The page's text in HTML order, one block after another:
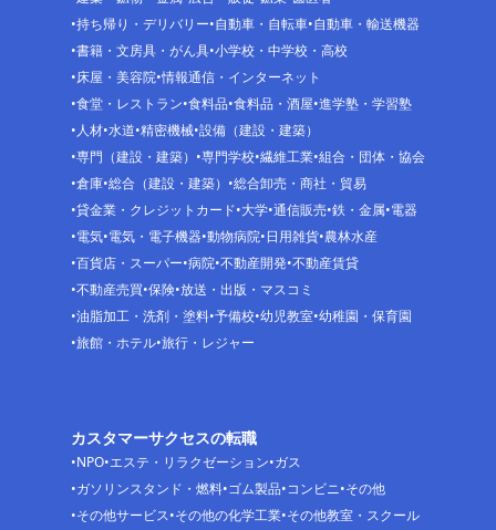
持ち帰り・デリバリー 自動車・自転車 自動車・輸送機器
書籍・文房具・がん具 小学校・中学校・高校
床屋・美容院 情報通信・インターネット
食堂・レストラン 食料品 食料品・酒屋 進学塾・学習塾
人材 水道 精密機械 設備（建設・建築）
専門（建設・建築）
専門学校 繊維工業 組合・団体・協会
倉庫 総合（建設・建築）
総合卸売・商社・貿易
貸金業・クレジットカード 大学 通信販売 鉄・金属 電器
電気 電気・電子機器 動物病院 日用雑貨 農林水産
百貨店・スーパー 病院 不動産開発 不動産賃貸
不動産売買 保険 放送・出版・マスコミ
油脂加工・洗剤・塗料 予備校 幼児教室 幼稚園・保育園
旅館・ホテル 旅行・レジャー
カスタマーサクセスの転職
NPO エステ・リラクゼーション ガス
ガソリンスタンド・燃料 ゴム製品 コンビニ その他
その他サービス その他の化学工業 その他教室・スクール